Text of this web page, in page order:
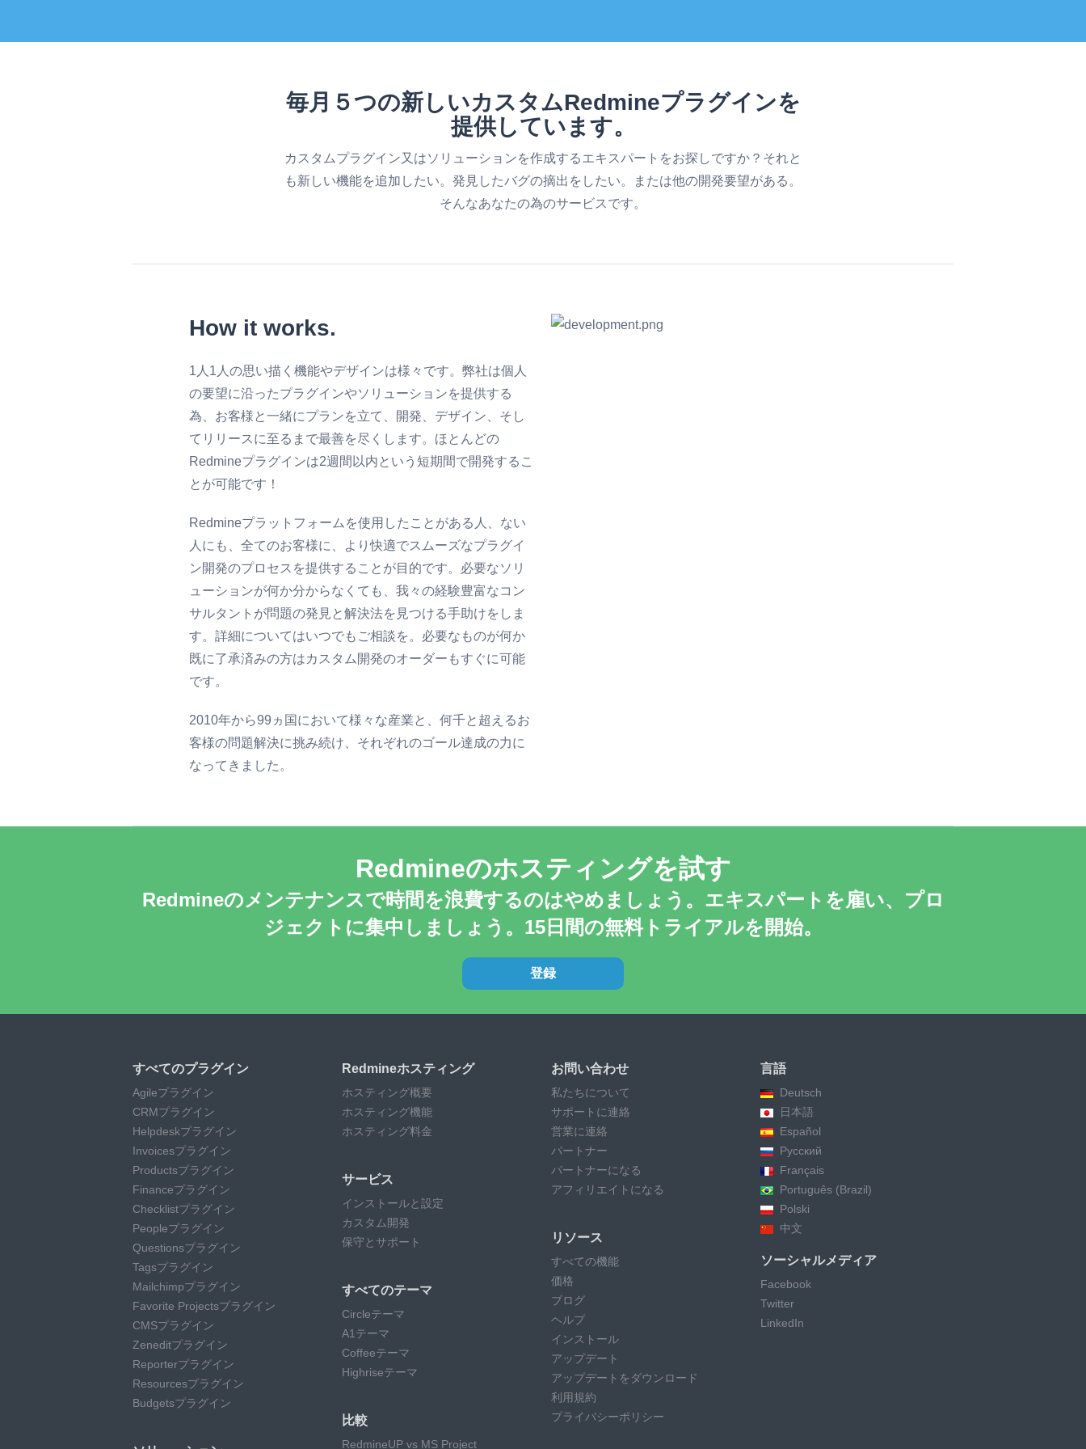
毎月５つの新しいカスタムRedmineプラグインを
提供しています。
カスタムプラグイン又はソリューションを作成するエキスパートをお探しですか？それと
も新しい機能を追加したい。発見したバグの摘出をしたい。または他の開発要望がある。
そんなあなたの為のサービスです。
How it works.
1人1人の思い描く機能やデザインは様々です。弊社は個人
の要望に沿ったプラグインやソリューションを提供する
為、お客様と一緒にプランを立て、開発、デザイン、そし
てリリースに至るまで最善を尽くします。ほとんどの
Redmineプラグインは2週間以内という短期間で開発するこ
とが可能です！
Redmineプラットフォームを使用したことがある人、ない
人にも、全てのお客様に、より快適でスムーズなプラグイ
ン開発のプロセスを提供することが目的です。必要なソリ
ューションが何か分からなくても、我々の経験豊富なコン
サルタントが問題の発見と解決法を見つける手助けをしま
す。詳細についてはいつでもご相談を。必要なものが何か
既に了承済みの方はカスタム開発のオーダーもすぐに可能
です。
2010年から99ヵ国において様々な産業と、何千と超えるお
客様の問題解決に挑み続け、それぞれのゴール達成の力に
なってきました。
Redmineのホスティングを試す
Redmineのメンテナンスで時間を浪費するのはやめましょう。エキスパートを雇い、プロ
ジェクトに集中しましょう。15日間の無料トライアルを開始。
登録
すべてのプラグイン
Agileプラグイン
CRMプラグイン
Helpdeskプラグイン
Invoicesプラグイン
Productsプラグイン
Financeプラグイン
Checklistプラグイン
Peopleプラグイン
Questionsプラグイン
Tagsプラグイン
Mailchimpプラグイン
Favorite Projectsプラグイン
CMSプラグイン
Zeneditプラグイン
Reporterプラグイン
Resourcesプラグイン
Budgetsプラグイン
Redmineホスティング
ホスティング概要
ホスティング機能
ホスティング料金
サービス
インストールと設定
カスタム開発
保守とサポート
すべてのテーマ
Circleテーマ
A1テーマ
Coffeeテーマ
Highriseテーマ
比較
RedmineUP vs MS Project
お問い合わせ
私たちについて
サポートに連絡
営業に連絡
パートナー
パートナーになる
アフィリエイトになる
リソース
すべての機能
価格
ブログ
ヘルプ
インストール
アップデート
アップデートをダウンロード
利用規約
プライバシーポリシー
言語
Deutsch
日本語
Español
Русский
Français
Português (Brazil)
Polski
中文
ソーシャルメディア
Facebook
Twitter
LinkedIn